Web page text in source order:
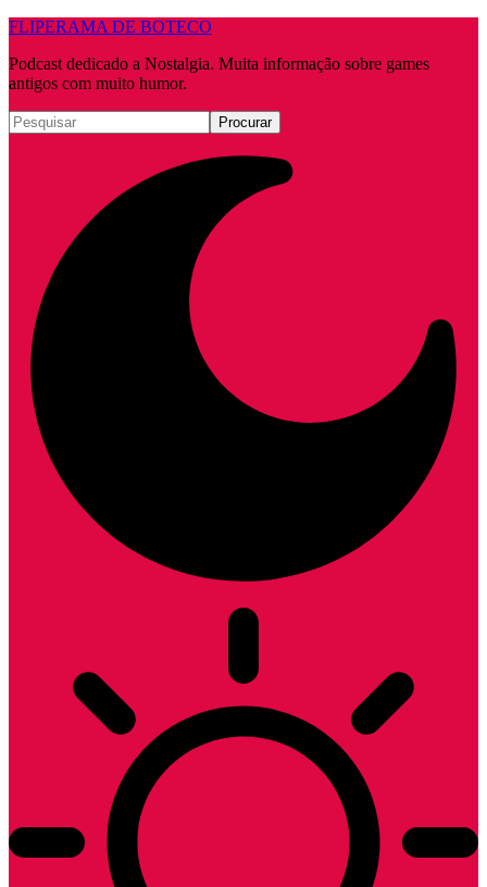
FLIPERAMA DE BOTECO
Podcast dedicado a Nostalgia. Muita informação sobre games
antigos com muito humor.